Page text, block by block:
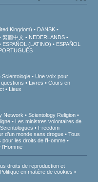
Kingdom)
DANSK
繁體中文
NEDERLANDS
ESPAÑOL (LATINO)
ESPAÑOL
Une voix pour
Livres
Cours en
Lieux
Network
Scientology Religion
Les ministres volontaires de
Freedom
d’un monde sans drogue
Tous
pour les droits de l’Homme
droits de reproduction et
Politique en matière de cookies •